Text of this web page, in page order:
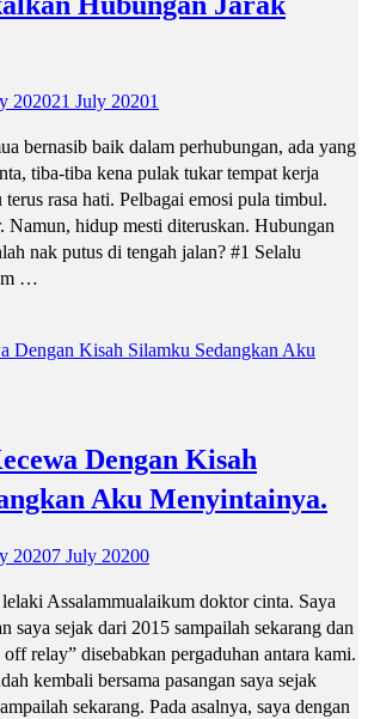
202021 July 20201
bernasib baik dalam perhubungan, ada yang
tiba-tiba kena pulak tukar tempat kerja
rasa hati. Pelbagai emosi pula timbul.
Namun, hidup mesti diteruskan. Hubungan
nak putus di tengah jalan? #1 Selalu
…
Dengan Kisah
Aku Menyintainya.
20207 July 20200
Assalammualaikum doktor cinta. Saya
saya sejak dari 2015 sampailah sekarang dan
relay” disebabkan pergaduhan antara kami.
kembali bersama pasangan saya sejak
sekarang. Pada asalnya, saya dengan